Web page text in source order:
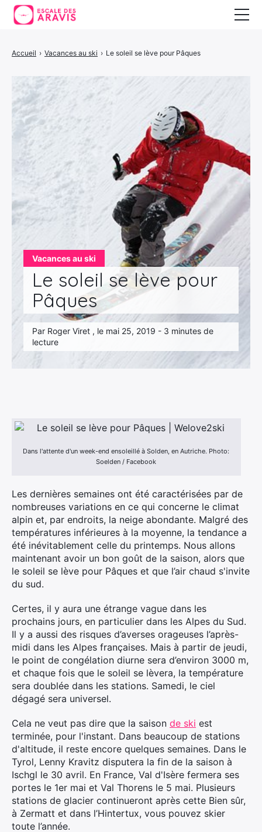
Vacances au ski
Le soleil se lève pour
Pâques
Par Roger Viret , le mai 25, 2019 - 3 minutes de
lecture
Accueil › Vacances au ski › Le soleil se lève pour Pâques
Dans l'attente d'un week-end ensoleillé à Solden, en Autriche. Photo:
Soelden / Facebook
Les dernières semaines ont été caractérisées par de
nombreuses variations en ce qui concerne le climat
alpin et, par endroits, la neige abondante. Malgré des
températures inférieures à la moyenne, la tendance a
été inévitablement celle du printemps. Nous allons
maintenant avoir un bon goût de la saison, alors que
le soleil se lève pour Pâques et que l’air chaud s'invite
du sud.
Certes, il y aura une étrange vague dans les
prochains jours, en particulier dans les Alpes du Sud.
Il y a aussi des risques d’averses orageuses l’après-
midi dans les Alpes françaises. Mais à partir de jeudi,
le point de congélation diurne sera d’environ 3000 m,
et chaque fois que le soleil se lèvera, la température
sera doublée dans les stations. Samedi, le ciel
dégagé sera universel.
Cela ne veut pas dire que la saison de ski est
terminée, pour l'instant. Dans beaucoup de stations
d'altitude, il reste encore quelques semaines. Dans le
Tyrol, Lenny Kravitz disputera la fin de la saison à
Ischgl le 30 avril. En France, Val d'Isère fermera ses
portes le 1er mai et Val Thorens le 5 mai. Plusieurs
stations de glacier continueront après cette Bien sûr,
à Zermatt et dans l’Hintertux, vous pouvez skier
toute l’année.
Vacances en Espagne